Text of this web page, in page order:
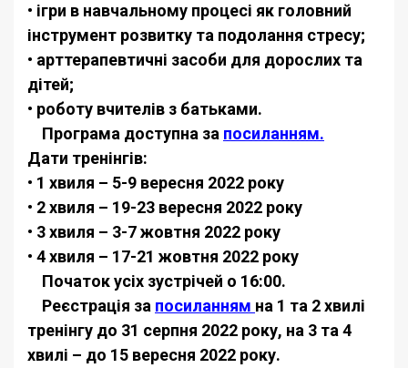
• ігри в навчальному процесі як головний
інструмент розвитку та подолання стресу;
• арттерапевтичні засоби для дорослих та
дітей;
• роботу вчителів з батьками.
Програма доступна за посиланням.
Дати тренінгів:
• 1 хвиля – 5-9 вересня 2022 року
• 2 хвиля – 19-23 вересня 2022 року
• 3 хвиля – 3-7 жовтня 2022 року
• 4 хвиля – 17-21 жовтня 2022 року
Початок усіх зустрічей о 16:00.
Реєстрація за посиланням на 1 та 2 хвилі
тренінгу до 31 серпня 2022 року, на 3 та 4
хвилі – до 15 вересня 2022 року.